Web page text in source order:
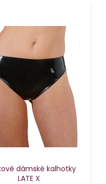
dámské kalhotky
LATE X